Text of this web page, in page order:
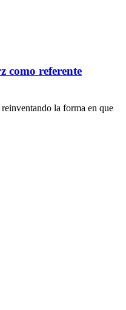
como referente
la forma en que